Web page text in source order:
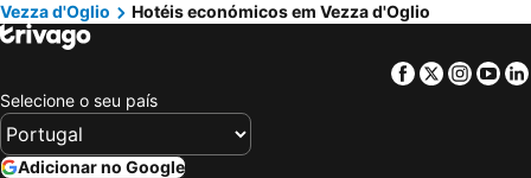
Albergo Quai
Albergo Meublé Aurora
Rosso Tirano
B&B Valtilí
Terra Hotel Boutique
Hotel Veduta dell'Adamello
Vezza d'Oglio
Hotéis económicos em Vezza d'Oglio
Facebook
Twitter
Selecione o seu país
Adicionar no Google